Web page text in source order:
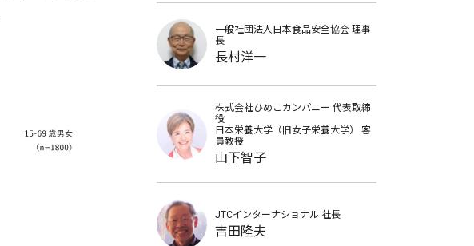
一般社団法人日本食品安全協会 理事
長
長村洋一
株式会社ひめこカンパニー 代表取締
役
日本栄養大学（旧女子栄養大学）
客
員教授
山下智子
JTCインターナショナル 社長
吉田隆夫